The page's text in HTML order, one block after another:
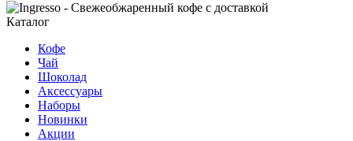
Каталог
Кофе
Чай
Шоколад
Аксессуары
Наборы
Новинки
Акции